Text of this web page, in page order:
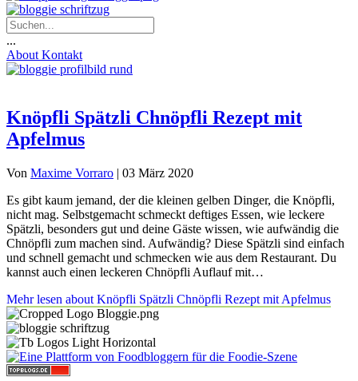
...
About Kontakt
Knöpfli Spätzli Chnöpfli Rezept mit
Apfelmus
Von Maxime Vorraro | 03 März 2020
Es gibt kaum jemand, der die kleinen gelben Dinger, die Knöpfli,
nicht mag. Selbstgemacht schmeckt deftiges Essen, wie leckere
Spätzli, besonders gut und deine Gäste wissen, wie aufwändig die
Chnöpfli zum machen sind. Aufwändig? Diese Spätzli sind einfach
und schnell gemacht und schmecken wie aus dem Restaurant. Du
kannst auch einen leckeren Chnöpfli Auflauf mit…
Mehr lesen about Knöpfli Spätzli Chnöpfli Rezept mit Apfelmus